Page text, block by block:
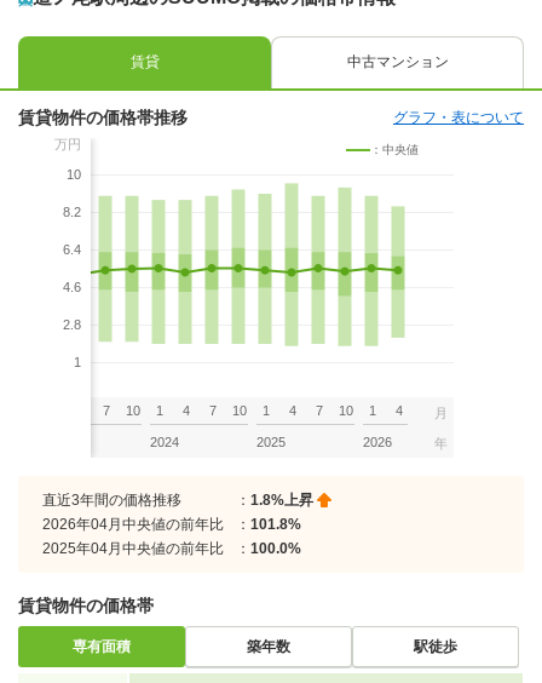
賃貸 中古マンション
賃貸物件の価格帯推移 グラフ・表について
万円
10
8.2
6.4
4.6
2.8
1
：中央値
7 10 1 4 7 10
2024
1 4 7 10
2025
1 4
2026
月
年
直近3年間の価格推移 ： 1.8%上昇
2026年04月中央値の前年比
： 101.8%
2025年04月中央値の前年比
： 100.0%
賃貸物件の価格帯
専有面積 築年数 駅徒歩